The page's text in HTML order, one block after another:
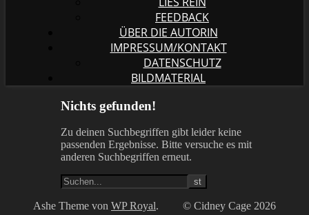
FEEDBACK
ÜBER DIE AUTORIN
IMPRESSUM/KONTAKT
DATENSCHUTZ
BILDMATERIAL
Nichts gefunden!
Zu deinen Suchbegriffen gibt leider keine
passenden Ergebnisse. Bitte versuche es mit
anderen Suchbegriffen erneut.
© Cidney Cage 2026
Ashe Theme von WP Royal.